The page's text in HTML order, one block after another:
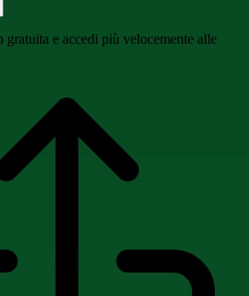
gratuita e accedi più velocemente alle